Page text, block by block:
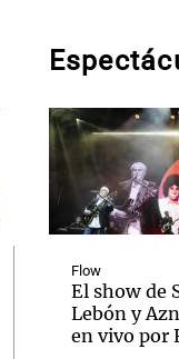
Flow
El show de
Lebón y
en vivo por